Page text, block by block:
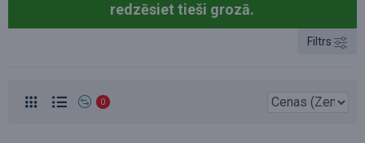
redzēsiet tieši grozā.
Filtrs
0